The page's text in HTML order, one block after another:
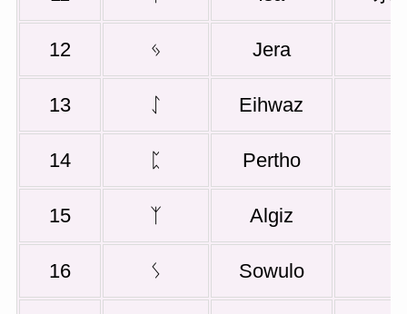
12 ᛃ Jera
13 ᛇ Eihwaz
14 ᛈ Pertho
15 ᛉ Algiz
16 ᛊ Sowulo